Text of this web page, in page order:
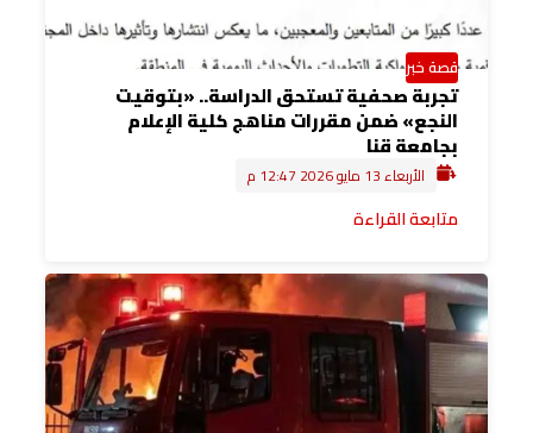
قصة خبر
تجربة صحفية تستحق الدراسة.. «بتوقيت
النجع» ضمن مقررات مناهج كلية الإعلام
بجامعة قنا
الأربعاء 13 مايو 2026 12:47 م
متابعة القراءة